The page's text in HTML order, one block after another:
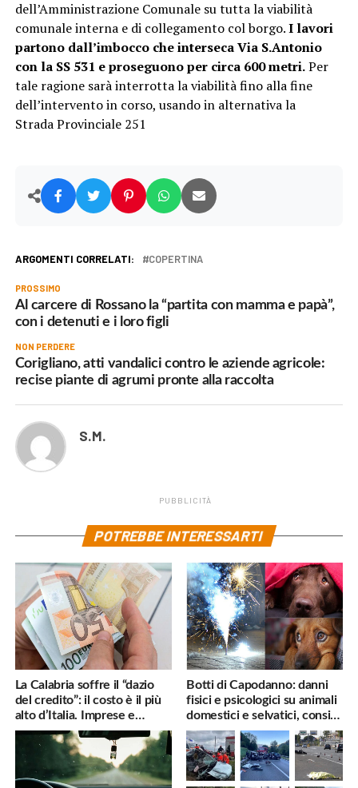
dell’Amministrazione Comunale su tutta la viabilità
comunale interna e di collegamento col borgo.I lavori
partono dall’imbocco che interseca Via S.Antonio
con la SS 531 e proseguono per circa 600 metri.Per
tale ragione sarà interrotta la viabilità fino alla fine
dell’intervento in corso, usando in alternativa la
Strada Provinciale 251
ARGOMENTI CORRELATI: COPERTINA
PROSSIMO
Al carcere di Rossano la “partita con mamma e papà”,
con i detenuti e i loro figli
NON PERDERE
Corigliano, atti vandalici contro le aziende agricole:
recise piante di agrumi pronte alla raccolta
S.M.
PUBBLICITÀ
POTREBBE INTERESSARTI
La Calabria soffre il “dazio
del credito”: il costo è il più
alto d’Italia. Imprese e
famiglie penalizzate
Botti di Capodanno: danni
fisici e psicologici su animali
domestici e selvatici, consigli
utili